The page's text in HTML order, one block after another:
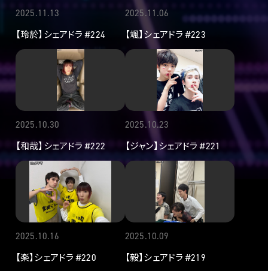
2025.11.13
【玲於】シェアドラ #224
2025.11.06
【颯】シェアドラ #223
2025.10.30
【和哉】シェアドラ #222
2025.10.23
【ジャン】シェアドラ #221
2025.10.16
【楽】シェアドラ #220
2025.10.09
【毅】シェアドラ #219